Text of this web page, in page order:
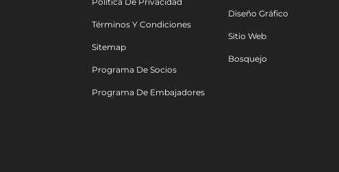
Términos Y Condiciones
Sitemap
Programa De Socios
Programa De Embajadores
Diseño Gráfico
Sitio Web
Bosquejo